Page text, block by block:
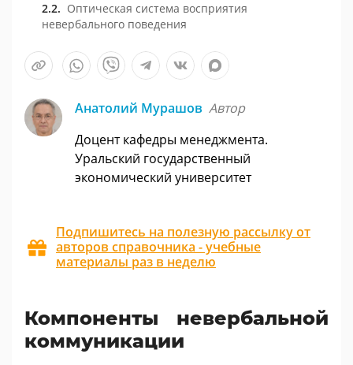
Оптическая система восприятия
невербального поведения
Анатолий Мурашов Автор
Доцент кафедры менеджмента.
Уральский государственный
экономический университет
Подпишитесь на полезную рассылку от
авторов справочника - учебные
материалы раз в неделю
Компоненты невербальной
коммуникации